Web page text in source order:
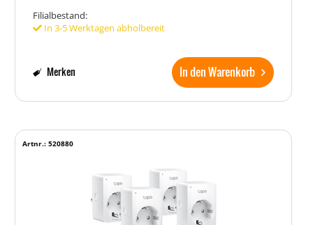
Filialbestand:
In 3-5 Werktagen abholbereit
In den Warenkorb
Merken
Artnr.: 520880